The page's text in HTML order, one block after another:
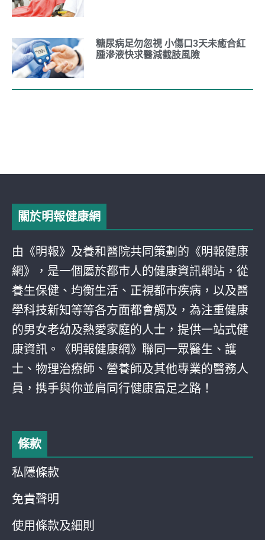
糖尿病足勿忽視 小傷口3天未癒合紅
腫滲液快求醫減截肢風險
關於明報健康網
由《明報》及養和醫院共同策劃的《明報健康
網》，是一個屬於都巿人的健康資訊網站，從
養生保健、均衡生活、正視都巿疾病，以及醫
學科技新知等等各方面都會觸及，為注重健康
的男女老幼及熱愛家庭的人士，提供一站式健
康資訊。《明報健康網》聯同一眾醫生、護
士、物理治療師、營養師及其他專業的醫務人
員，携手與你並肩同行健康富足之路！
條款
私隱條款
免責聲明
使用條款及細則